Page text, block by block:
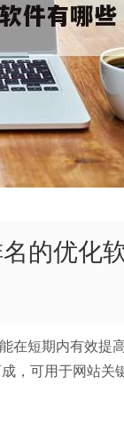
的优化
在短期内有效提
，可用于网站关